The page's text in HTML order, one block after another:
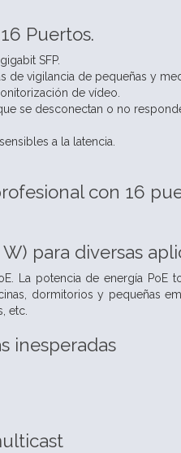
Puertos.
SFP.
de vigilancia de pequeñas y
de vídeo.
se desconectan o no
a la latencia.
con 16
para diversas
La potencia de energía PoE
dormitorios y pequeñas
etc.
inesperadas